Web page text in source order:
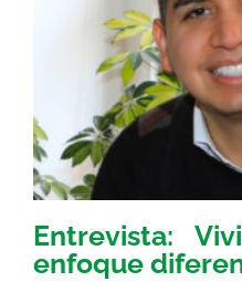
Entrevista:
enfoque